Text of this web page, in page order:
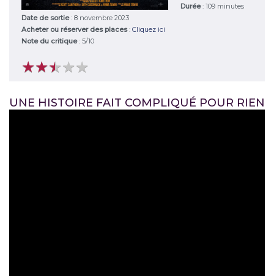
Durée: 109 minutes
Date de sortie: 8 novembre 2023
Acheter ou réserver des places: Cliquez ici
Note du critique: 5/10
★★★★★
★★★★★
UNE HISTOIRE FAIT COMPLIQUÉ POUR RIEN